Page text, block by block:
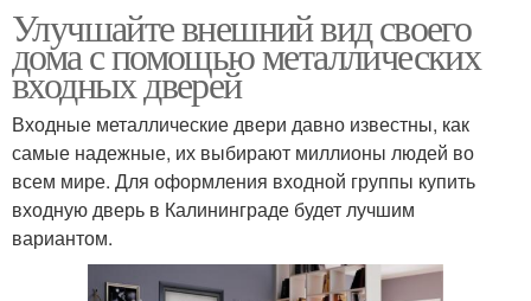
Улучшайте внешний вид своего
дома с помощью металлических
входных дверей
Входные металлические двери давно известны, как
самые надежные, их выбирают миллионы людей во
всем мире. Для оформления входной группы купить
входную дверь в Калининграде будет лучшим
вариантом.